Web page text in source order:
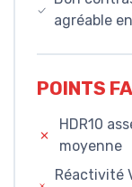
agréable
POINTS
HDR10
moyenne
Réactivité